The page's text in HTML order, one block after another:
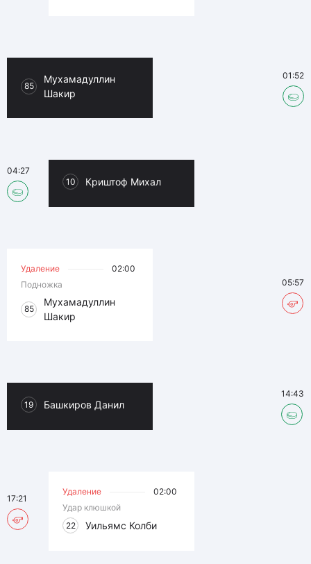
85
Мухамадуллин
Шакир
01:52
10 Криштоф Михал
04:27
Удаление
02:00
Подножка
85
Мухамадуллин
Шакир
05:57
19 Башкиров Данил
14:43
Удаление
02:00
Удар клюшкой
22
Уильямс Колби
17:21